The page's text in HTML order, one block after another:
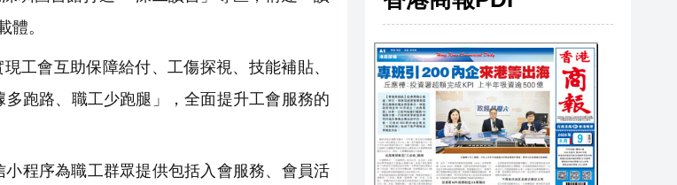
體。
工會互助保障給付、工傷探視、技能補貼、
跑路、職工少跑腿」，全面提升工會服務的
程序為職工群眾提供包括入會服務、會員活